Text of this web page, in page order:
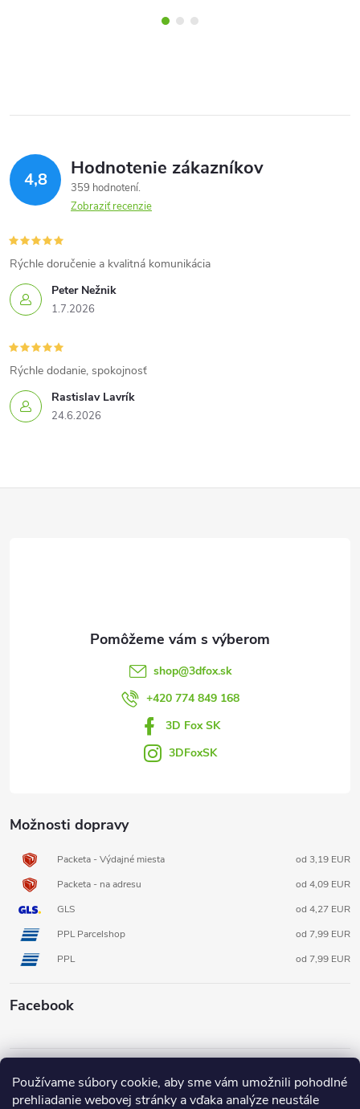
Používame súbory cookie, aby sme vám umožnili pohodlné
prehliadanie webovej stránky a vďaka analýze neustále
4,8 Hodnotenie zákazníkov
359 hodnotení
Zobraziť recenzie
Peter Nežnik
1.7.2026
Rýchle doručenie a kvalitná komunikácia
Rastislav Lavrík
24.6.2026
Rýchle dodanie, spokojnosť
Možnosti dopravy
Packeta - Výdajné miesta
od 3,19 EUR
Packeta - na adresu
od 4,09 EUR
GLS
od 4,27 EUR
PPL Parcelshop
od 7,99 EUR
PPL
od 7,99 EUR
Facebook
shop@3dfox.sk
+420 774 849 168
3D Fox SK
3DFoxSK